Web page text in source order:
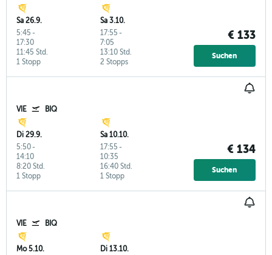
Sa 26.9.
5:45 -
17:30
1 Stopp
11:45 Std.
Sa 3.10.
17:55 -
7:05
2 Stopps
13:10 Std.
€ 133
Suchen
VIE BIQ
Di 29.9.
5:50-
14:10
1 Stopp
8:20 Std.
Sa 10.10.
17:55 -
10:35
1 Stopp
16:40 Std.
€ 134
Suchen
VIE BIQ
Mo 5.10.
Di 13.10.